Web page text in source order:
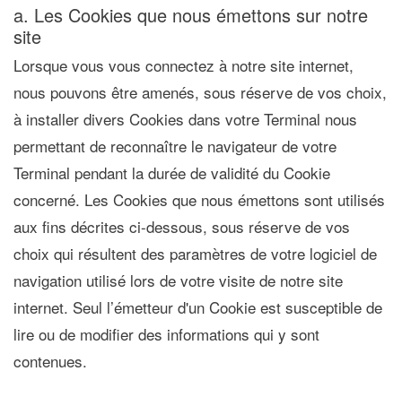
a. Les Cookies que nous émettons sur notre
site
Lorsque vous vous connectez à notre site internet,
nous pouvons être amenés, sous réserve de vos choix,
à installer divers Cookies dans votre Terminal nous
permettant de reconnaître le navigateur de votre
Terminal pendant la durée de validité du Cookie
concerné. Les Cookies que nous émettons sont utilisés
aux fins décrites ci-dessous, sous réserve de vos
choix qui résultent des paramètres de votre logiciel de
navigation utilisé lors de votre visite de notre site
internet. Seul l’émetteur d'un Cookie est susceptible de
lire ou de modifier des informations qui y sont
contenues.